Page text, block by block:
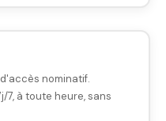
nominatif.
7, à toute heure, sans